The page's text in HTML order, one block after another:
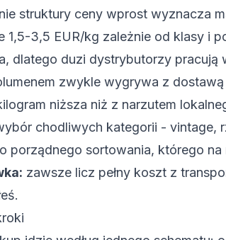
struktury ceny wprost wyznacza
1,5-3,5 EUR/kg zależnie od klasy i
dlatego duzi dystrybutorzy pracują
zwykle wygrywa z
niższa niż z narzutem
chodliwych kategorii - vintage,
porządnego sortowania, którego
zawsze licz pełny koszt z